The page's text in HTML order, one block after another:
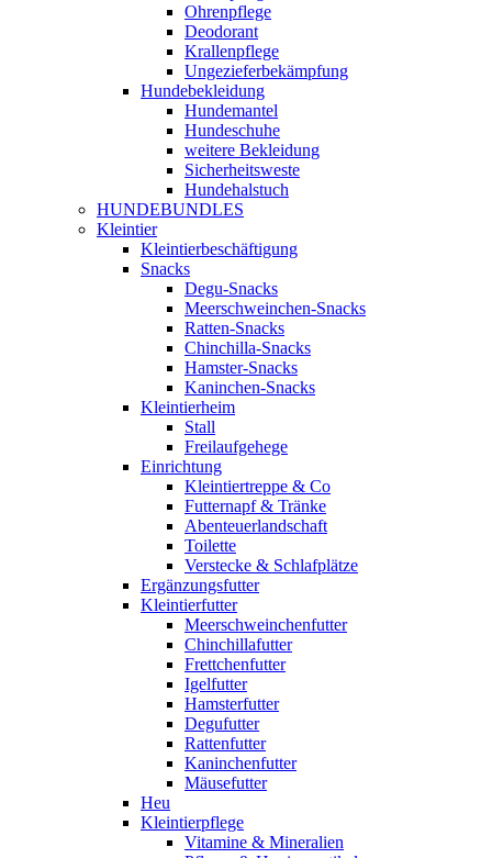
Ohrenpflege
Deodorant
Krallenpflege
Ungezieferbekämpfung
Hundebekleidung
Hundemantel
Hundeschuhe
weitere Bekleidung
Sicherheitsweste
Hundehalstuch
HUNDEBUNDLES
Kleintier
Kleintierbeschäftigung
Snacks
Degu-Snacks
Meerschweinchen-Snacks
Ratten-Snacks
Chinchilla-Snacks
Hamster-Snacks
Kaninchen-Snacks
Kleintierheim
Stall
Freilaufgehege
Einrichtung
Kleintiertreppe & Co
Futternapf & Tränke
Abenteuerlandschaft
Toilette
Verstecke & Schlafplätze
Ergänzungsfutter
Kleintierfutter
Meerschweinchenfutter
Chinchillafutter
Frettchenfutter
Igelfutter
Hamsterfutter
Degufutter
Rattenfutter
Kaninchenfutter
Mäusefutter
Heu
Kleintierpflege
Vitamine & Mineralien